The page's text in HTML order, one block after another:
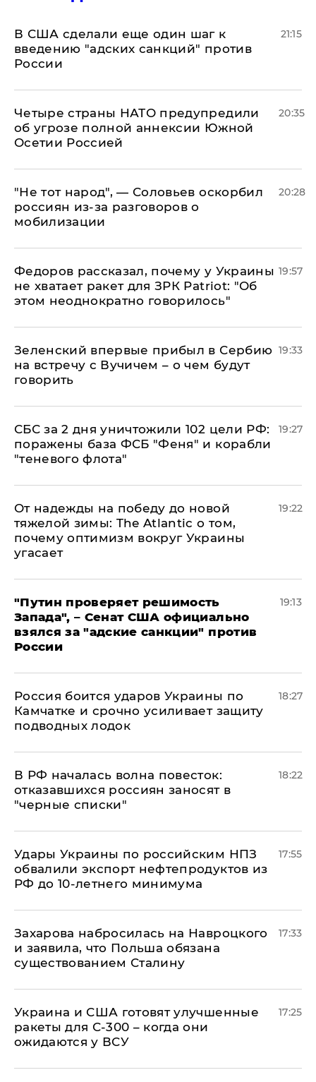
В США сделали еще один шаг к
введению "адских санкций" против
России
21:15
Четыре страны НАТО предупредили
об угрозе полной аннексии Южной
Осетии Россией
20:35
​"Не тот народ", — Соловьев оскорбил
россиян из-за разговоров о
мобилизации
20:28
Федоров рассказал, почему у Украины
не хватает ракет для ЗРК Patriot: "Об
этом неоднократно говорилось"
19:57
Зеленский впервые прибыл в Сербию
на встречу с Вучичем – о чем будут
говорить
19:33
СБС за 2 дня уничтожили 102 цели РФ:
поражены база ФСБ "Феня" и корабли
"теневого флота"
19:27
От надежды на победу до новой
тяжелой зимы: The Atlantic о том,
почему оптимизм вокруг Украины
угасает
19:22
"Путин проверяет решимость
Запада", – Сенат США официально
взялся за "адские санкции" против
России
19:13
Россия боится ударов Украины по
Камчатке и срочно усиливает защиту
подводных лодок
18:27
​В РФ началась волна повесток:
отказавшихся россиян заносят в
"черные списки"
18:22
Удары Украины по российским НПЗ
обвалили экспорт нефтепродуктов из
РФ до 10-летнего минимума
17:55
​Захарова набросилась на Навроцкого
и заявила, что Польша обязана
существованием Сталину
17:33
Украина и США готовят улучшенные
ракеты для С-300 – когда они
ожидаются у ВСУ
17:25